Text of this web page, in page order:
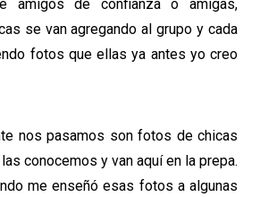
amigos de confianza o amigas,
se van agregando al grupo y cada
fotos que ellas ya antes yo creo
nos pasamos son fotos de chicas
conocemos y van aquí en la prepa.
me enseñó esas fotos a algunas